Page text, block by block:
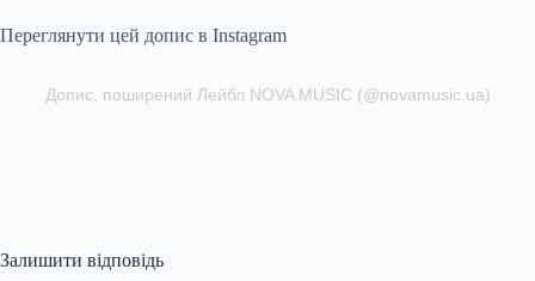
Переглянути цей допис в Instagram
Допис, поширений Лейбл NOVA MUSIC (@novamusic.ua)
Залишити відповідь